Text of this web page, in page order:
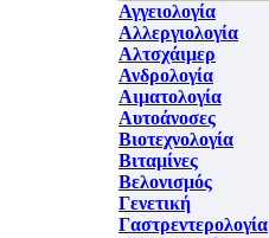
Αγγειολογία
Αλλεργιολογία
Αλτσχάιμερ
Ανδρολογία
Αιματολογία
Αυτοάνοσες
Βιοτεχνολογία
Βιταμίνες
Βελονισμός
Γενετική
Γαστρεντερολογία